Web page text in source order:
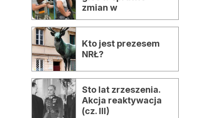
zmian w
strzelaniach
myśliwskich
Kto jest prezesem
NRŁ?
Sto lat zrzeszenia.
Akcja reaktywacja
(cz. III)